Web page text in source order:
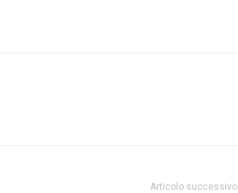
Articolo successivo